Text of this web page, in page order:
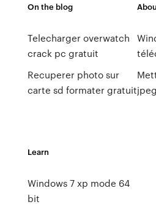
On the blog
Telecharger overwatch
crack pc gratuit
Recuperer photo sur
carte sd formater gratuitjpeg
Learn
Windows 7 xp mode 64
bit